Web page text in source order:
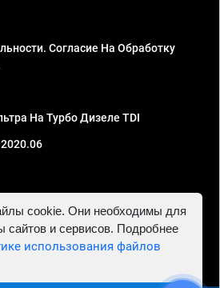
Согласие На Обработку
На Турбо Дизеле TDI
ИНН 781302555843,
cookie. Они необходимы для
сайтов и сервисов. Подробнее
использования файлов